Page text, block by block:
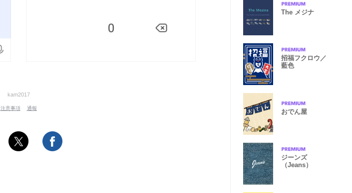
kam2017
注意事項 通報
The メジナ
招福フクロウ／
藍色
おでん屋
ジーンズ
（Jeans）